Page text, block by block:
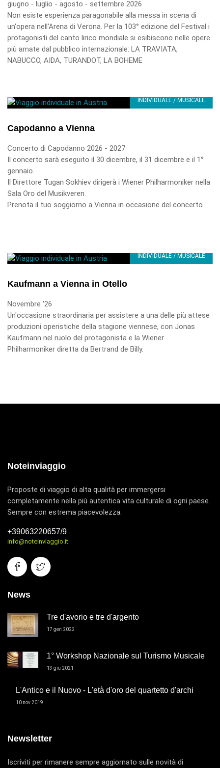
giugno - luglio - agosto - settembre 2026
Non esiste esperienza paragonabile alla messa in scena di
un'opera nell'Arena di Verona. Per la 103° edizione del Festival i
protagonisti del canto lirico mondiale si esibiscono nelle opere
più amate dal pubblico internazionale: LA TRAVIATA,
NABUCCO, AIDA, TURANDOT, LA BOHEME
INDIVIDUALE / MUSICALE
Capodanno a Vienna
Concerto di Capodanno 2026 - 2027
Il concerto sarà eseguito il 30 dicembre, il 31 dicembre e il 1°
gennaio.
Il Direttore Tugan Sokhiev dirigerà i Wiener Philharmoniker nella
Sala Oro del Musikveren.
Prenota il tuo soggiorno a Vienna in occasione del concerto
INDIVIDUALE / MUSICALE
Kaufmann a Vienna in Otello
Novembre '26
Un'occasione straordinaria per assistere a una delle più attese
produzioni operistiche della stagione viennese, con Jonas
Kaufmann nel ruolo del protagonista e la Wiener
Philharmoniker diretta da Bertrand de Billy.
Noteinviaggio
Proposte di viaggio di alta qualità per immergersi
completamente nella più autentica vita culturale di ogni paese.
Sempre con estrema piacevolezza.
+39063220657/9
info@noteinviaggio.it
News
Tre d'avorio e tre d'argento
17 gen 2022
1° Workshop Nazionale sul Turismo Musicale
13 giu 2021
L'Antico e il Nuovo - L'età d'oro del quartetto d'archi
10 nov 2019
Newsletter
Iscriviti per rimanere sempre aggiornato sulle novità di